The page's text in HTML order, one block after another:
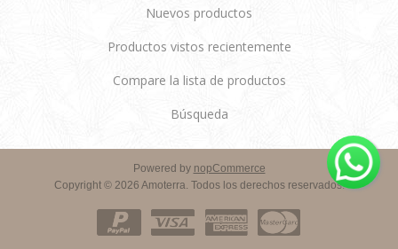
Nuevos productos
Productos vistos recientemente
Compare la lista de productos
Búsqueda
Powered by nopCommerce
Copyright © 2026 Amoterra. Todos los derechos reservados.